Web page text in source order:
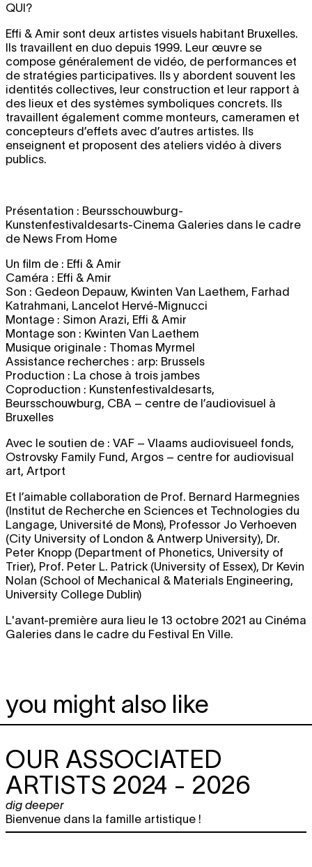
QUI?
Effi & Amir sont deux artistes visuels habitant Bruxelles.
Ils travaillent en duo depuis 1999. Leur œuvre se
compose généralement de vidéo, de performances et
de stratégies participatives. Ils y abordent souvent les
identités collectives, leur construction et leur rapport à
des lieux et des systèmes symboliques concrets. Ils
travaillent également comme monteurs, cameramen et
concepteurs d’effets avec d’autres artistes. Ils
enseignent et proposent des ateliers vidéo à divers
publics.
Présentation : Beursschouwburg-
Kunstenfestivaldesarts-Cinema Galeries dans le cadre
de News From Home
Un film de : Effi & Amir
Caméra : Effi & Amir
Son : Gedeon Depauw, Kwinten Van Laethem, Farhad
Katrahmani, Lancelot Hervé-Mignucci
Montage : Simon Arazi, Effi & Amir
Montage son : Kwinten Van Laethem
Musique originale : Thomas Myrmel
Assistance recherches : arp: Brussels
Production : La chose à trois jambes
Coproduction : Kunstenfestivaldesarts,
Beursschouwburg, CBA – centre de l’audiovisuel à
Bruxelles
Avec le soutien de : VAF – Vlaams audiovisueel fonds,
Ostrovsky Family Fund, Argos – centre for audiovisual
art, Artport
Et l’aimable collaboration de Prof. Bernard Harmegnies
(Institut de Recherche en Sciences et Technologies du
Langage, Université de Mons), Professor Jo Verhoeven
(City University of London & Antwerp University), Dr.
Peter Knopp (Department of Phonetics, University of
Trier), Prof. Peter L. Patrick (University of Essex), Dr Kevin
Nolan (School of Mechanical & Materials Engineering,
University College Dublin)
L'avant-première aura lieu le 13 octobre 2021 au Cinéma
Galeries dans le cadre du Festival En Ville.
you might also like
OUR ASSOCIATED
ARTISTS 2024 - 2026
dig deeper
Bienvenue dans la famille artistique !